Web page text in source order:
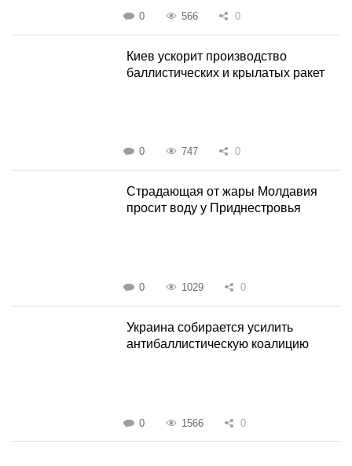
0 566 0
Киев ускорит производство
баллистических и крылатых ракет
0 747 0
Страдающая от жары Молдавия
просит воду у Приднестровья
0 1029 0
Украина собирается усилить
антибаллистическую коалицию
0 1566 0